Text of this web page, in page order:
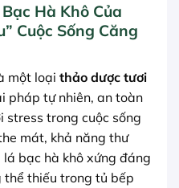
Hà Khô Của
Cuộc Sống Căng
một loại thảo dược tươi
pháp tự nhiên, an toàn
stress trong cuộc sống
mát, khả năng thư
bạc hà khô xứng đáng
thiếu trong tủ bếp